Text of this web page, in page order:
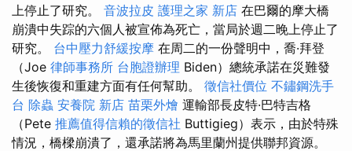
上停止了研究。 音波拉皮 護理之家 新店 在巴爾的摩大橋
崩潰中失踪的六個人被宣佈為死亡，當局於週二晚上停止了
研究。 台中壓力舒緩按摩 在周二的一份聲明中，喬·拜登
（Joe 律師事務所 台胞證辦理 Biden）總統承諾在災難發
生後恢復和重建方面有任何幫助。 徵信社價位 不鏽鋼洗手
台 除蟲 安養院 新店 苗栗外燴 運輸部長皮特·巴特吉格
（Pete 推薦值得信賴的徵信社 Buttigieg）表示，由於特殊
情況，橋樑崩潰了，還承諾將為馬里蘭州提供聯邦資源。